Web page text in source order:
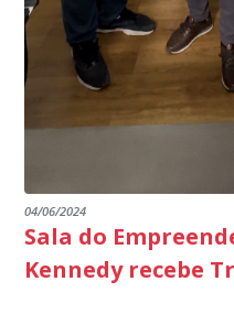
04/06/2024
Sala do
Kennedy recebe